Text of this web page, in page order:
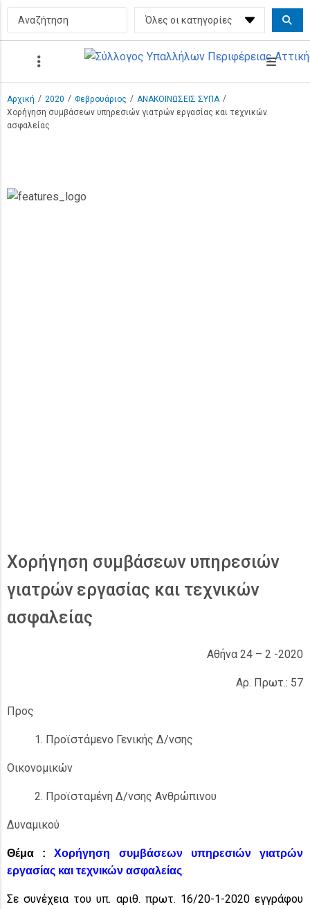
Αρχική / 2020 / Φεβρουάριος / ΑΝΑΚΟΙΝΩΣΕΙΣ ΣΥΠΑ /
Χορήγηση συμβάσεων υπηρεσιών γιατρών εργασίας και τεχνικών
ασφαλείας
Χορήγηση συμβάσεων υπηρεσιών
γιατρών εργασίας και τεχνικών
ασφαλείας
Αθήνα 24 – 2 -2020
Αρ. Πρωτ.: 57
Προς
Προϊστάμενο Γενικής Δ/νσης
Οικονομικών
Προϊσταμένη Δ/νσης Ανθρώπινου
Δυναμικού
Θέμα :Χορήγηση συμβάσεων υπηρεσιών γιατρών
εργασίας και τεχνικών ασφαλείας.
Σε συνέχεια του υπ. αριθ. πρωτ. 16/20-1-2020 εγγράφου